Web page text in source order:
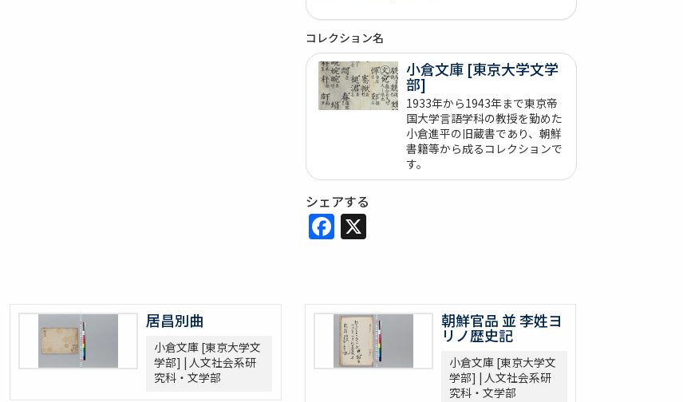
コレクション名
小倉文庫 [東京大学文学
部]
1933年から1943年まで東京帝
国大学言語学科の教授を勤めた
小倉進平の旧蔵書であり、朝鮮
書籍等から成るコレクションで
す。
シェアする
Facebook
X
居昌別曲
小倉文庫 [東京大学文
学部] | 人文社会系研
究科・文学部
朝鮮官品 並 李姓ヨ
リノ歴史記
小倉文庫 [東京大学文
学部] | 人文社会系研
究科・文学部